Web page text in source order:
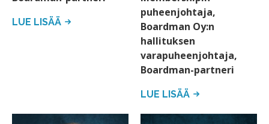
LUE LISÄÄ
puheenjohtaja,
Boardman Oy:n
hallituksen
varapuheenjohtaja,
Boardman-partneri
LUE LISÄÄ